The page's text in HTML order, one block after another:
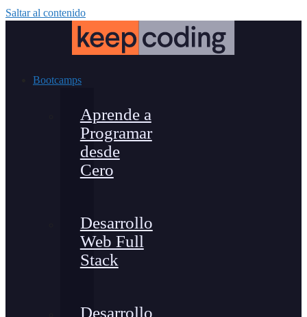
Saltar al contenido
Bootcamps
Aprende a
Programar
desde
Cero
Desarrollo
Web Full
Stack
Desarrollo